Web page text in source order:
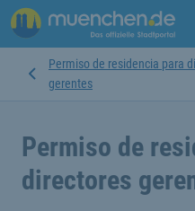
Permiso de residencia para
gerentes
Permiso de
directores